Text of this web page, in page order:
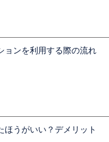
ョンを利用する際の流れ
ほうがいい？デメリット